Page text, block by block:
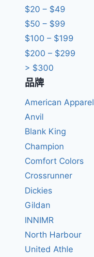
字:
$20 – $49
$50 – $99
$100 – $199
$200 – $299
> $300
品牌
American Apparel
Anvil
Blank King
Champion
Comfort Colors
Crossrunner
Dickies
Gildan
INNIMR
North Harbour
United Athle